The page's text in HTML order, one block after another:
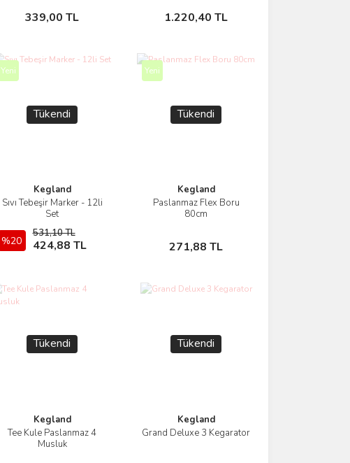
339,00 TL
Sepete Ekle 1.220,40 TL
Stokta Yok
Yeni
Tükendi
Kegland
Sıvı Tebeşir Marker - 12li
Set
%20
531,10 TL
424,88 TL
İncele
Stokta Yok
Yeni
Tükendi
Kegland
Paslanmaz Flex Boru
80cm
271,88 TL
İncele
Stokta Yok
Tükendi
Kegland
Tee Kule Paslanmaz 4
Musluk
İncele
Tükendi
Kegland
Grand Deluxe 3 Kegarator
İncele